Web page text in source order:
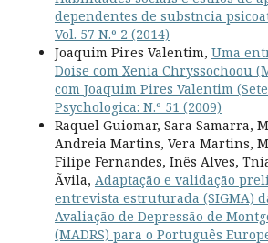
dependentes de substncia
Vol. 57 N.º 2 (2014)
Joaquim Pires Valentim, Uma
Doise com Xenia Chryssochoou
com Joaquim Pires Valentim
Psychologica: N.º 51 (2009)
Raquel Guiomar, Sara Samarra,
Andreia Martins, Vera Martins,
Filipe Fernandes, Inês Alves,
Ãvila, Adaptação e validação
entrevista estruturada (SIGMA)
Avaliação de Depressão de
(MADRS) para o Português